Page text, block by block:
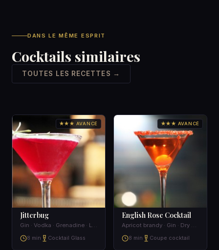
DANS LE MÊME ESPRIT
Cocktails similaires
TOUTES LES RECETTES →
★★★ AVANCÉ
Jitterbug
Gin · Vodka · Grenadine · Lime juice
8 min
Cocktail Glass
★★★ AVANCÉ
English Rose Cocktail
Apricot brandy · Gin · Dry Vermouth · Grenadine
8 min
Coupe cocktail